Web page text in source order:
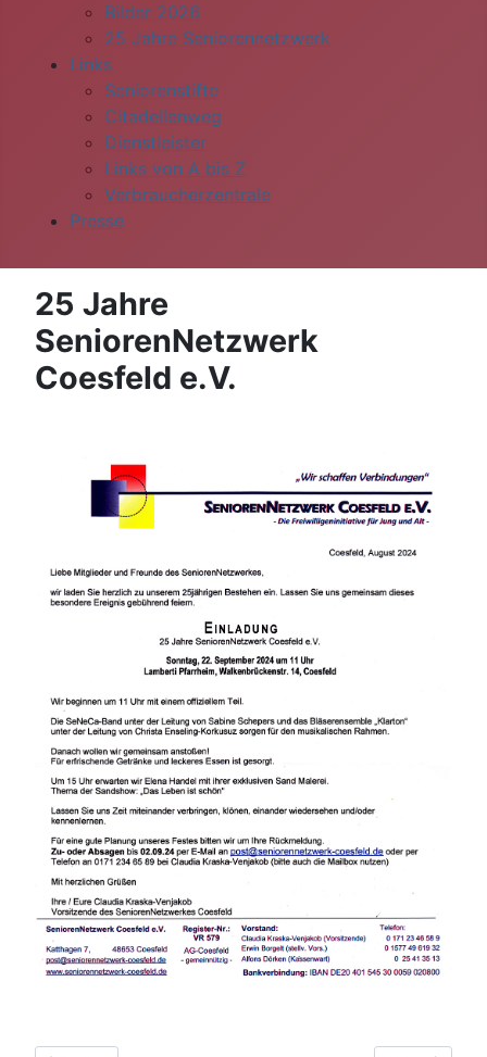
Bilder 2026
25 Jahre Seniorennetzwerk
Links
Seniorenstifte
Citadellenweg
Dienstleister
Links von A bis Z
Verbraucherzentrale
Presse
25 Jahre
SeniorenNetzwerk
Coesfeld e.V.